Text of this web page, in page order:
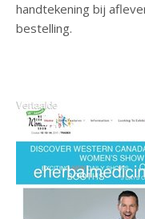
handtekening bij
bestelling.